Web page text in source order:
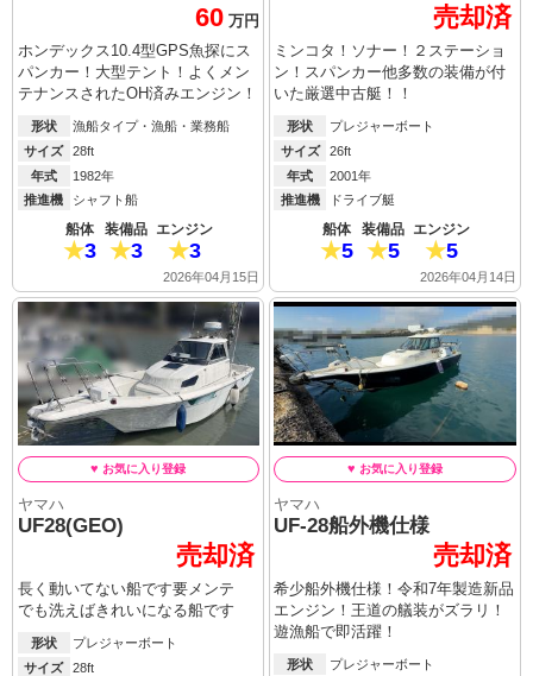
60 万円
ホンデックス10.4型GPS魚探にス
パンカー！大型テント！よくメン
テナンスされたOH済みエンジン！
形状
漁船タイプ・漁船・業務船
サイズ
28ft
年式
1982年
推進機
シャフト船
船体
3
装備品
3
エンジン
3
2026年04月15日
売却済
ミンコタ！ソナー！２ステーショ
ン！スパンカー他多数の装備が付
いた厳選中古艇！！
形状
プレジャーボート
サイズ
26ft
年式
2001年
推進機
ドライブ艇
船体
5
装備品
5
エンジン
5
2026年04月14日
ヤマハ
UF28(GEO)
売却済
長く動いてない船です要メンテ
でも洗えばきれいになる船です
形状
プレジャーボート
サイズ
28ft
ヤマハ
UF-28船外機仕様
売却済
希少船外機仕様！令和7年製造新品
エンジン！王道の艤装がズラリ！
遊漁船で即活躍！
形状
プレジャーボート